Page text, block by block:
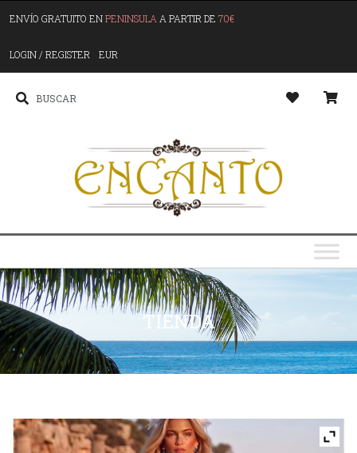
ENVÍO GRATUITO ENPENINSULA A PARTIR DE 70€
LOGIN / REGISTER EUR
TIENDA